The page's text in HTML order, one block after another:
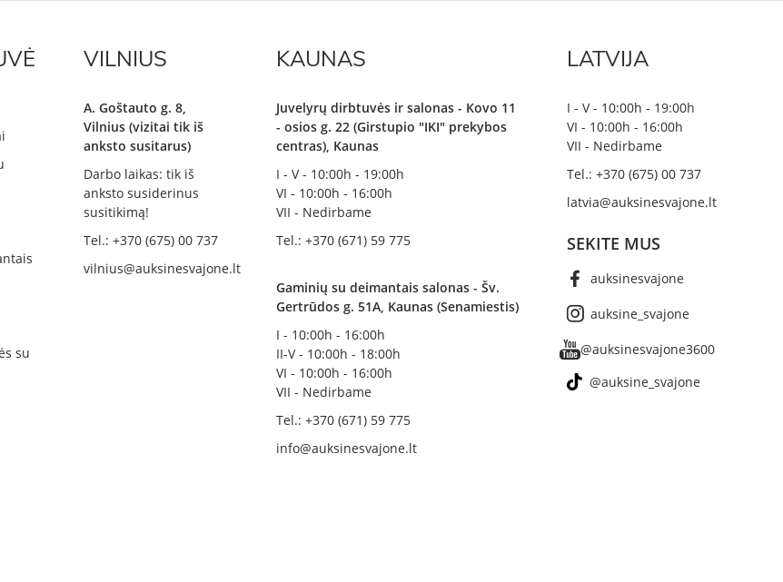
su
VILNIUS
A. Goštauto g. 8,
Vilnius (vizitai tik iš
anksto susitarus)
Darbo laikas: tik iš
anksto susiderinus
susitikimą!
Tel.: +370 (675) 00 737
vilnius@auksinesvajone.lt
KAUNAS
Juvelyrų dirbtuvės ir salonas - Kovo 11
- osios g. 22 (Girstupio "IKI" prekybos
centras), Kaunas
I - V - 10:00h - 19:00h
VI - 10:00h - 16:00h
VII - Nedirbame
Tel.: +370 (671) 59 775
Gaminių su deimantais salonas - Šv.
Gertrūdos g. 51A, Kaunas (Senamiestis)
I - 10:00h - 16:00h
II-V - 10:00h - 18:00h
VI - 10:00h - 16:00h
VII - Nedirbame
Tel.: +370 (671) 59 775
info@auksinesvajone.lt
LATVIJA
I - V - 10:00h - 19:00h
VI - 10:00h - 16:00h
VII - Nedirbame
Tel.: +370 (675) 00 737
latvia@auksinesvajone.lt
SEKITE MUS
auksinesvajone
auksine_svajone
@auksinesvajone3600
@auksine_svajone